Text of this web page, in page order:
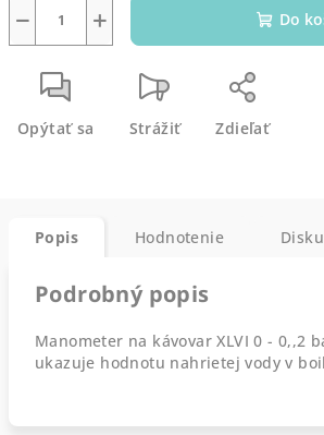
+
− Do
Opýtať sa Strážiť Zdieľať
Popis Hodnotenie
Podrobný popis
Manometer na kávovar XLVI 0 - 0,,2
ukazuje hodnotu nahrietej vody v